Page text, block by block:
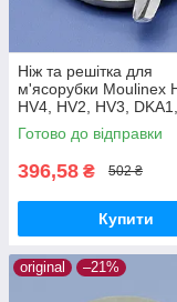
Ніж та решітка для
м'ясорубки Moulinex
HV4, HV2, HV3,
DKA213E, DKA24E,
ME400, ME416, ME62,
Готово до відправки
396,58 ₴ 502 ₴
Купити
original –21%